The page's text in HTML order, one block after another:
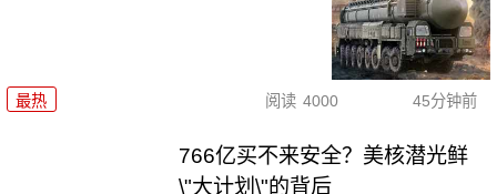
最热 阅读 4000 45分钟前
766亿买不来安全？美核潜光鲜
\"大计划\"的背后